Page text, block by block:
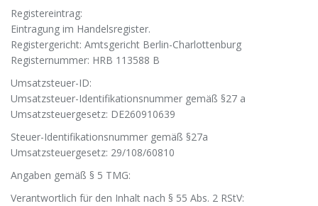
Registereintrag:
Eintragung im Handelsregister.
Registergericht: Amtsgericht Berlin-Charlottenburg
Registernummer: HRB 113588 B
Umsatzsteuer-ID:
Umsatzsteuer-Identifikationsnummer gemäß §27 a
Umsatzsteuergesetz: DE260910639
Steuer-Identifikationsnummer gemäß §27a
Umsatzsteuergesetz: 29/108/60810
Angaben gemäß § 5 TMG:
Verantwortlich für den Inhalt nach § 55 Abs. 2 RStV: